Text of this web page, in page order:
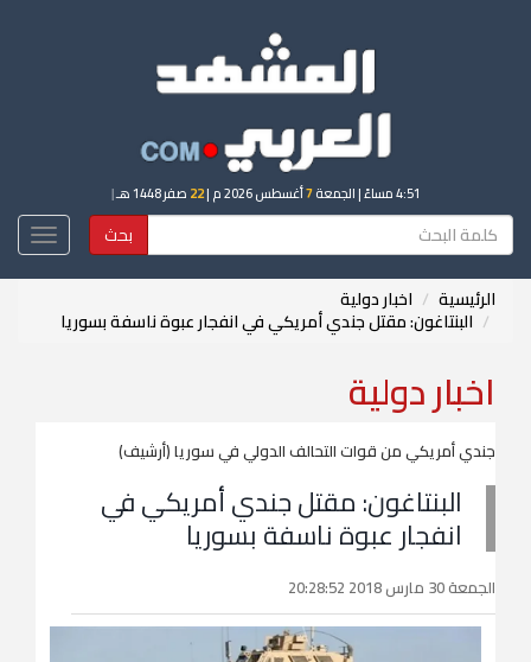
4:51 مساءً | الجمعة7أغسطس 2026 م | 22 صفر 1448 هـ |
بحث
الرئيسية اخبار دولية
البنتاغون: مقتل جندي أمريكي في انفجار عبوة ناسفة بسوريا
اخبار دولية
جندي أمريكي من قوات التحالف الدولي في سوريا (أرشيف)
البنتاغون: مقتل جندي أمريكي في
انفجار عبوة ناسفة بسوريا
الجمعة 30 مارس 2018 20:28:52